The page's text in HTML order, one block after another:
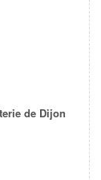
de Dijon